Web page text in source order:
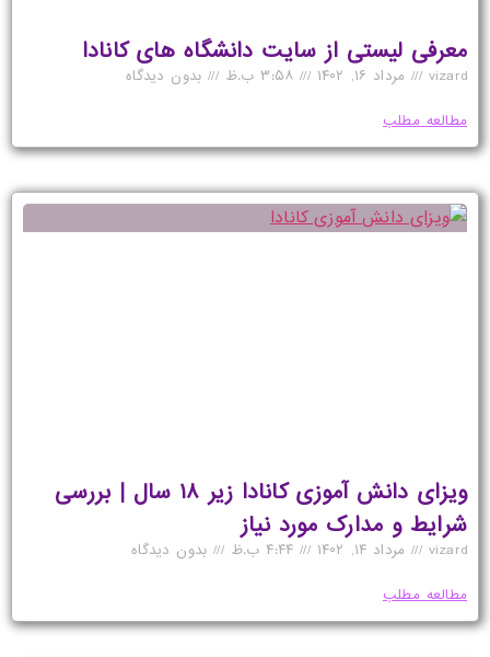
معرفی لیستی از سایت دانشگاه های کانادا
vizard مرداد ۱۶, ۱۴۰۲ ۳:۵۸ ب.ظ بدون دیدگاه
مطالعه مطلب
ویزای دانش آموزی کانادا زیر ۱۸ سال | بررسی
شرایط و مدارک مورد نیاز​
vizard مرداد ۱۴, ۱۴۰۲ ۴:۴۴ ب.ظ بدون دیدگاه
مطالعه مطلب